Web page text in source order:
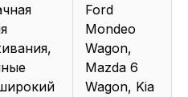
Ford
Mondeo
Wagon,
Mazda 6
Wagon, Kia